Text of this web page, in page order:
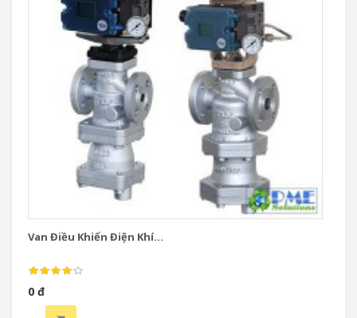
Van Điều Khiển Điện Khí...
0 đ